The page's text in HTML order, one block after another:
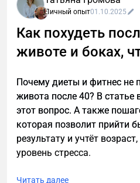
Личный опыт01.10.2025
Как похудеть
животе и боках,
Почему диеты и фитнес не
живота после 40? В статье
этот вопрос. А также
которая позволит прийти
результату и учтёт
уровень стресса.
Читать далее